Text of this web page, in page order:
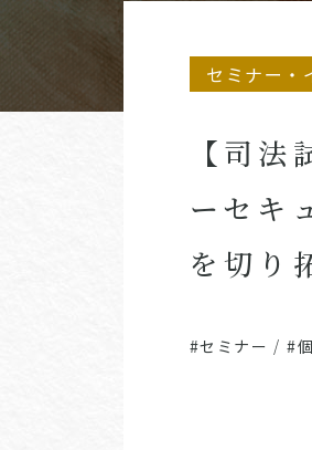
セミナー・
【司
ーセキ
を切り
#セミナー /#